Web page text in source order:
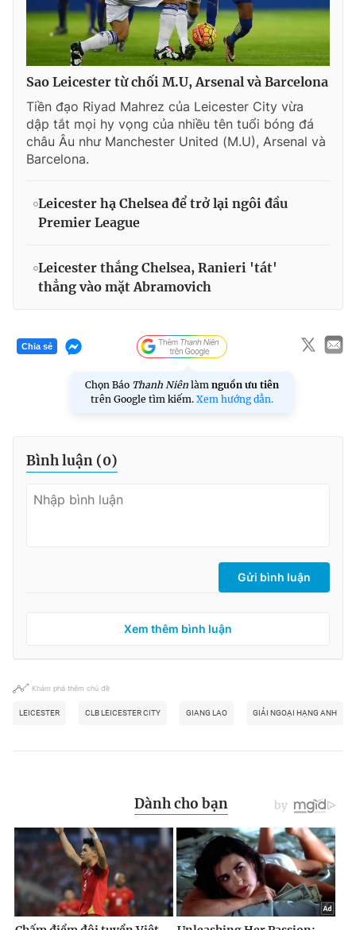
Sao Leicester từ chối M.U, Arsenal và Barcelona
Tiền đạo Riyad Mahrez của Leicester City vừa
dập tắt mọi hy vọng của nhiều tên tuổi bóng đá
châu Âu như Manchester United (M.U), Arsenal và
Barcelona.
Leicester hạ Chelsea để trở lại ngôi đầu
Premier League
Leicester thắng Chelsea, Ranieri 'tát'
thẳng vào mặt Abramovich
Chia sẻ
Chọn Báo Thanh Niên làm nguồn ưu tiên
trên Google tìm kiếm. Xem hướng dẫn.
Bình luận (0)
Gửi bình luận
Xem thêm bình luận
Khám phá thêm chủ đề
LEICESTER CLB LEICESTER CITY GIANG LAO GIẢI NGOẠI HẠNG ANH